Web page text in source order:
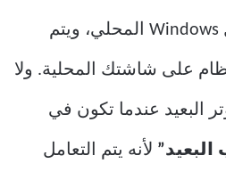
بواسطة نظام التشغيل Windows المحلي، ويتم
على شاشتك المحلية. ولا
البعيد عندما تكون في
لأنه يتم التعامل